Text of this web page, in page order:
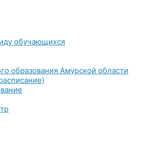
обучающихся
образования Амурской области